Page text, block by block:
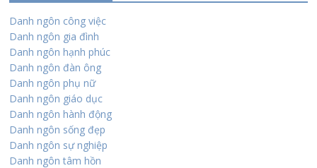
Danh ngôn công việc
Danh ngôn gia đình
Danh ngôn hạnh phúc
Danh ngôn đàn ông
Danh ngôn phụ nữ
Danh ngôn giáo dục
Danh ngôn hành động
Danh ngôn sống đẹp
Danh ngôn sự nghiệp
Danh ngôn tâm hồn